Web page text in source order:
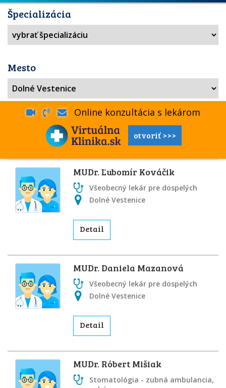
Špecializácia
Mesto
Online konzultácia s lekárom
otvoriť >>>
MUDr. Ľubomír Kováčik
Všeobecný lekár pre dospelých
Dolné Vestenice
Detail
MUDr. Daniela Mazanová
Všeobecný lekár pre dospelých
Dolné Vestenice
Detail
MUDr. Róbert Mišiak
Stomatológia - zubná ambulancia,